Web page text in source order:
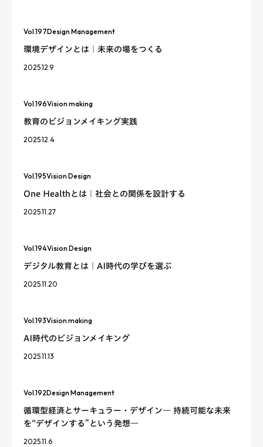
Vol.197Design Management
環境デザインとは｜未来の場をつくる
2025.12.9
Vol.196Vision making
教育のビジョンメイキング実践
2025.12.4
Vol.195Vision Design
One Healthとは｜社会との関係を設計する
2025.11.27
Vol.194Vision Design
デジタル教育とは｜AI時代の学びを選ぶ
2025.11.20
Vol.193Vision making
AI時代のビジョンメイキング
2025.11.13
Vol.192Design Management
循環型経済とサーキュラー・デザイン― 持続可能な未来
を“デザインする”という発想―
2025.11.6